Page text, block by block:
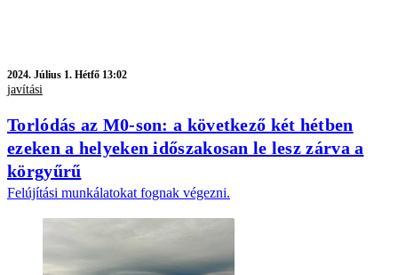
2024. Július 1. Hétfő 13:02
javítási
Torlódás az M0-son: a következő két hétben
ezeken a helyeken időszakosan le lesz zárva a
körgyűrű
Felújítási munkálatokat fognak végezni.